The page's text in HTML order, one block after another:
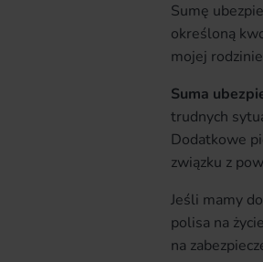
Sumę
określoną
mojej
Suma
trudnych
Dodatkowe
związku z
Jeśli mamy
polisa na
na